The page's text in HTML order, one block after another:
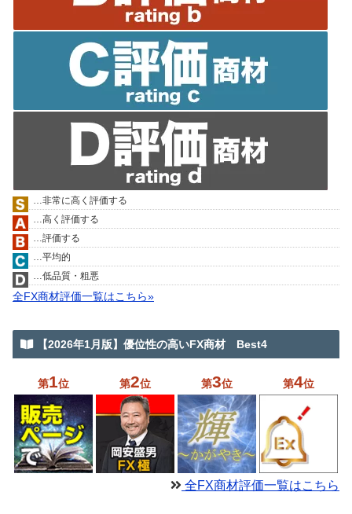
…非常に高く評価する
…高く評価する
…評価する
…平均的
…低品質・粗悪
全FX商材評価一覧はこちら»
【2026年1月版】優位性の高いFX商材 Best4
第1位 第2位 第3位 第4位
全FX商材評価一覧はこちら